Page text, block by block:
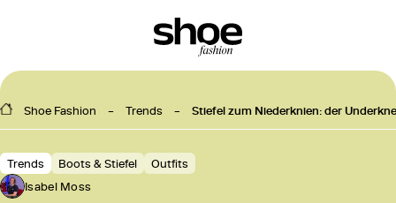
Shoe Fashion Trends Stiefel zum Niederknien: der
Trends Boots & Stiefel
Outfits
Isabel Moss